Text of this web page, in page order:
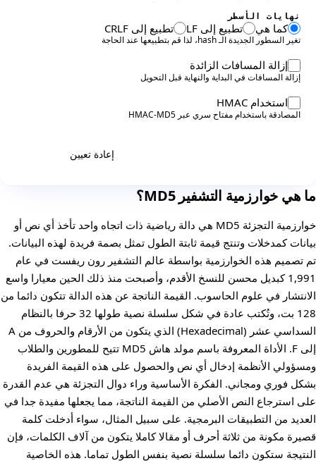
نهايات الأسطر
كما هي تطبيع إلى LF تطبيع إلى CRLF
تغير السطور الجديدة الـ hash، لذا قم بتطبيعها عند الحاجة
إزالة المسافات الزائدة
إزالة المسافات في البداية والنهاية قبل التحويل
استخدام HMAC
المصادقة باستخدام مفتاح سري عبر HMAC-MD5
إعادة تعيين
ما هي خوارزمية التشفير MD5؟
خوارزمية التجزئة MD5 هي دالة رياضية ذات اتجاه واحد تأخذ أي نص أو
بيانات كمدخلات وتنتج قيمة ثابتة الطول تمثل بصمة فريدة لهذه البيانات.
تم تصميم هذه الخوارزمية بواسطة عالم التشفير رون ريفست في عام
1,991 كبديل محسن للنسخ الأقدم، وأصبحت منذ ذلك الحين معيارا واسع
الانتشار في علوم الحاسوب. القيمة الناتجة عن هذه الدالة تتكون دائما من
128 بت، وتُكتب عادة في شكل سلسلة نصية طولها 32 حرفا بالنظام
السداسي عشر (Hexadecimal) الذي يتكون من الأرقام والحروف من A
إلى F. الأداة المعروفة باسم مولد هاش MD5 تتيح للمطورين والطلاب
ومسؤولي الأنظمة إدخال أي نص والحصول على هذه القيمة الفريدة
بشكل فوري ومجاني. الفكرة الأساسية وراء دوال التجزئة هي عدم القدرة
على استرجاع النص الأصلي من القيمة الناتجة، مما يجعلها مفيدة جدا في
العديد من التطبيقات البرمجية. على سبيل المثال، سواء أدخلت كلمة
قصيرة مكونة من ثلاثة أحرف أو مقالا كاملا يتكون من آلاف الكلمات، فإن
النتيجة ستكون دائما سلسلة نصية بنفس الطول تماما. هذه الخاصية